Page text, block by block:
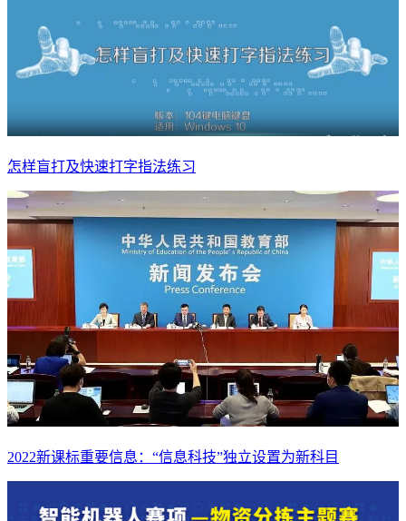
怎样盲打及快速打字指法练习
2022新课标重要信息：“信息科技”独立设置为新科目